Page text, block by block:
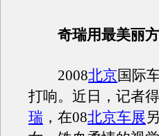
奇瑞用最美丽
2008北京国际
打响。近日，记者
瑞 ，在08北京车展